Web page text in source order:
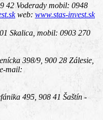
42 Voderady mobil: 0948
web: www.stas-invest.sk
Skalica , mobil: 0903 270
398/9, 900 28 Zálesie
mail:
495, 908 41 Šaštín -